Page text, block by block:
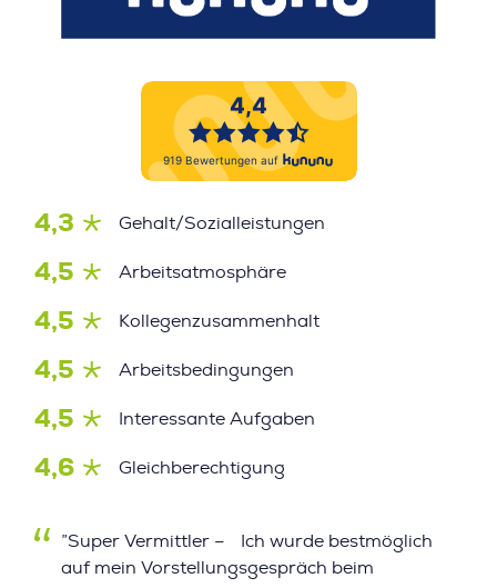
4,3 Gehalt/Sozialleistungen
4,5 Arbeitsatmosphäre
4,5 Kollegenzusammenhalt
4,5 Arbeitsbedingungen
4,5 Interessante Aufgaben
4,6 Gleichberechtigung
”Super Vermittler – Ich wurde bestmöglich
auf mein Vorstellungsgespräch beim